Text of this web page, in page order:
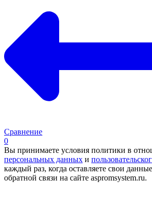
Сравнение
0
Вы принимаете условия политики в
персональных данных и
каждый раз, когда оставляете свои
обратной связи на сайте aspromsystem.ru.